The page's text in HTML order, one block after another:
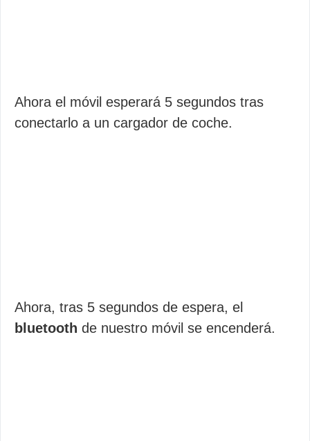
Ahora el móvil esperará 5 segundos tras
conectarlo a un cargador de coche.
Ahora, tras 5 segundos de espera, el
bluetooth de nuestro móvil se encenderá.